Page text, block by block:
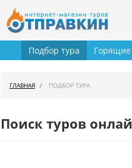
Подбор тура
ГЛАВНАЯ ПОДБОР ТУРА
Поиск туров